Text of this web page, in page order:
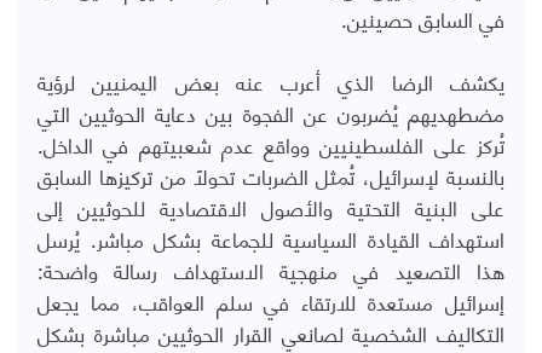
في السابق حصينين.
يكشف الرضا الذي أعرب عنه بعض اليمنيين لرؤية
مضطهديهم يُضربون عن الفجوة بين دعاية الحوثيين التي
تُركز على الفلسطينيين وواقع عدم شعبيتهم في الداخل.
بالنسبة لإسرائيل، تُمثل الضربات تحولًا من تركيزها السابق
على البنية التحتية والأصول الاقتصادية للحوثيين إلى
استهداف القيادة السياسية للجماعة بشكل مباشر. يُرسل
هذا التصعيد في منهجية الاستهداف رسالة واضحة:
إسرائيل مستعدة للارتقاء في سلم العواقب، مما يجعل
التكاليف الشخصية لصانعي القرار الحوثيين مباشرة بشكل